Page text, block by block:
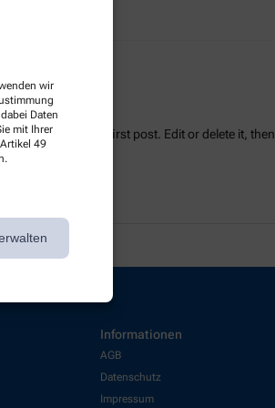
wir
Daten
mit Ihrer
49
Sites. This is your first post. Edit or delete it, then
Informationen
AGB
Datenschutz
Impressum